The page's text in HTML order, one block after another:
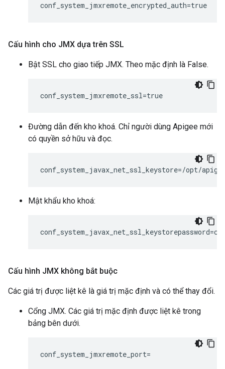
conf_system_jmxremote_encrypted_auth=true
Cấu hình cho JMX dựa trên SSL
Bật SSL cho giao tiếp JMX. Theo mặc định là False.
conf_system_jmxremote_ssl=true
Đường dẫn đến kho khoá. Chỉ người dùng Apigee mới
có quyền sở hữu và đọc.
conf_system_javax_net_ssl_keystore=/opt/
Mật khẩu kho khoá:
Cấu hình JMX không bắt buộc
Các giá trị được liệt kê là giá trị mặc định và có thể thay đổi.
Cổng JMX. Các giá trị mặc định được liệt kê trong
bảng bên dưới.
conf_system_jmxremote_port=